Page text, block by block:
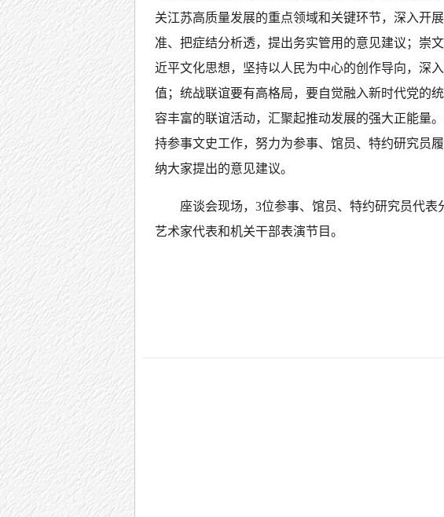
关江苏高质量发展的重点领域和关键环节，深入开
准、把症结分析透，提出务实管用的意见建议；崇
近平文化思想，坚持以人民为中心的创作导向，深
值；统战联谊要有高格局，要自觉融入新时代党的
容丰富的联谊活动，汇聚起推动发展的强大正能量
持参事文史工作，努力为参事、馆员、特约研究员
纳大家提出的意见建议。
座谈会现场，3位参事、馆员、特约研究员代表
艺术家代表和机关干部表演节目。